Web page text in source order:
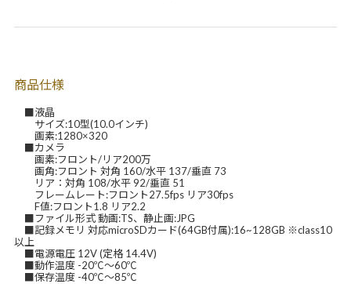
商品仕様
■液晶
サイズ:10型(10.0インチ)
画素:1280×320
■カメラ
画素:フロント/リア200万
画角:フロント 対角 160/水平 137/垂直 73
リア：対角 108/水平 92/垂直 51
フレームレート:フロント27.5fps リア30fps
F値:フロント1.8 リア2.2
■ファイル形式 動画:TS、静止画:JPG
■記録メモリ 対応microSDカード(64GB付属):16~128GB ※class10
以上
■電源電圧 12V (定格 14.4V)
■動作温度 -20℃～60℃
■保存温度 -40℃～85℃